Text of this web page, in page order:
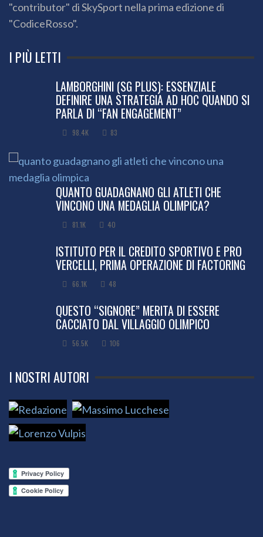
"contributor" di SkySport nella prima edizione di
"CodiceRosso".
I PIÙ LETTI
LAMBORGHINI (SG PLUS): ESSENZIALE
DEFINIRE UNA STRATEGIA AD HOC QUANDO SI
PARLA DI “FAN ENGAGEMENT”
98.4K 83
QUANTO GUADAGNANO GLI ATLETI CHE
VINCONO UNA MEDAGLIA OLIMPICA?
81.1K 40
ISTITUTO PER IL CREDITO SPORTIVO E PRO
VERCELLI, PRIMA OPERAZIONE DI FACTORING
66.1K 48
QUESTO “SIGNORE” MERITA DI ESSERE
CACCIATO DAL VILLAGGIO OLIMPICO
56.5K 106
I NOSTRI AUTORI